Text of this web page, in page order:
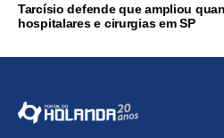
Tarcísio defende que ampliou
hospitalares e cirurgias em SP